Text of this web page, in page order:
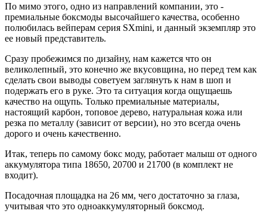
По мимо этого, одно из направлений компании, это -
премиальные боксмоды высочайшего качества, особенно
полюбилась вейперам серия SXmini, и данный экземпляр это
ее новый представитель.
Сразу пробежимся по дизайну, нам кажется что он
великолепный, это конечно же вкусовщина, но перед тем как
сделать свои выводы советуем заглянуть к нам в шоп и
подержать его в руке. Это та ситуация когда ощущаешь
качество на ощупь. Только премиальные материалы,
настоящий карбон, топовое дерево, натуральная кожа или
резка по металлу (зависит от версии), но это всегда очень
дорого и очень качественно.
Итак, теперь по самому бокс моду, работает малыш от одного
аккумулятора типа 18650, 20700 и 21700 (в комплект не
входит).
Посадочная площадка на 26 мм, чего достаточно за глаза,
учитывая что это одноаккумуляторный боксмод.